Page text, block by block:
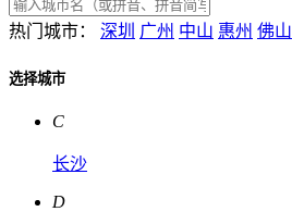
热门城市： 深圳 广州 中山 惠州 佛山
选择城市
C
长沙
D